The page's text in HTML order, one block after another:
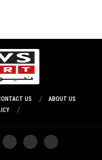
ABOUT US
US